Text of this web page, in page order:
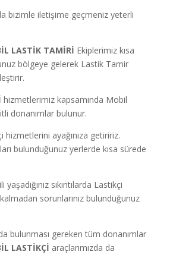
bizimle iletişime geçmeniz yeterli
LASTİK TAMİRİ Ekiplerimiz kısa
bölgeye gelerek Lastik Tamir
hizmetlerimiz kapsamında Mobil
donanımlar bulunur.
hizmetlerini ayağınıza getiririz.
bulunduğunuz yerlerde kısa sürede
sıkıntılarda Lastikçi
sorunlarınız bulunduğunuz
bulunması gereken tüm donanımlar
LASTİKÇİ araçlarımızda da